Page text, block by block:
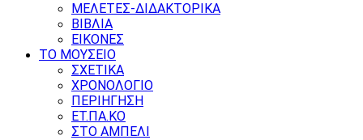
ΜΕΛΕΤΕΣ-ΔΙΔΑΚΤΟΡΙΚΑ
ΒΙΒΛΙΑ
ΕΙΚΟΝΕΣ
ΤΟ ΜΟΥΣΕΙΟ
ΣΧΕΤΙΚΑ
ΧΡΟΝΟΛΟΓΙΟ
ΠΕΡΙΗΓΗΣΗ
ΕΤ.ΠΑ.ΚΟ
ΣΤΟ ΑΜΠΕΛΙ